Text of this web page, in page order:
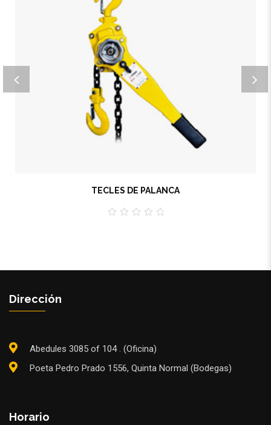
TECLES DE PALANCA
Dirección
Abedules 3085 of 104 . (Oficina)
Poeta Pedro Prado 1556, Quinta Normal (Bodegas)
Horario